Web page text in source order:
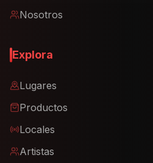
Nosotros
Explora
Lugares
Productos
Locales
Artistas